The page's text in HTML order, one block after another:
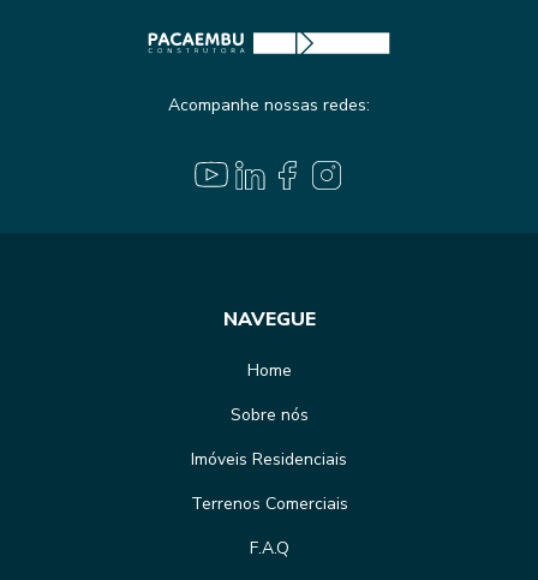
Acompanhe nossas redes:
NAVEGUE
Home
Sobre nós
Imóveis Residenciais
Terrenos Comerciais
F.A.Q